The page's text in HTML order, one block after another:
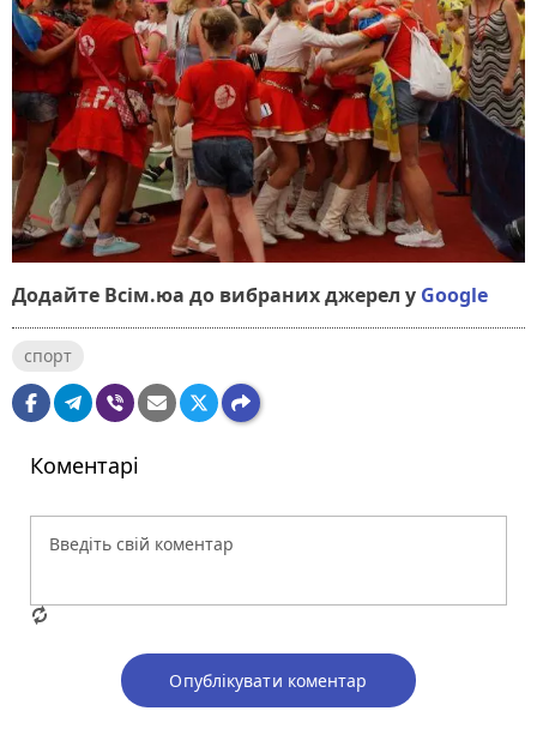
Додайте Всім.юа до вибраних джерел у Google
спорт
Коментарі
Опублікувати коментар